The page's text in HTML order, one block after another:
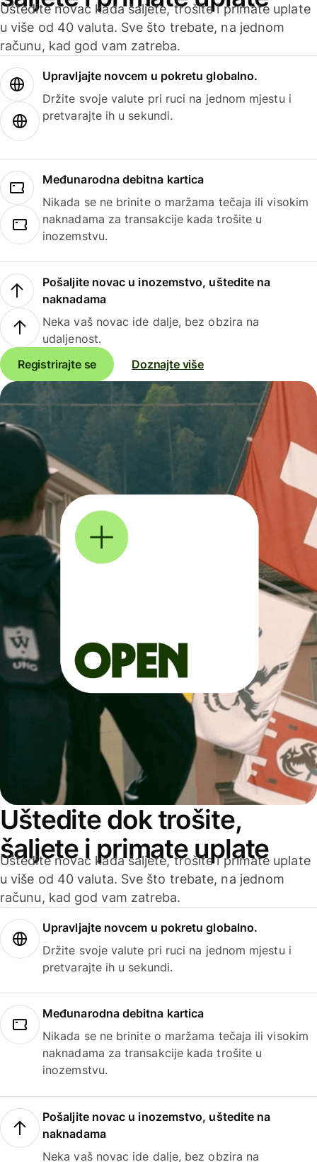
Uštedite novac kada šaljete, trošite i primate uplate
u više od 40 valuta. Sve što trebate, na jednom
računu, kad god vam zatreba.
Upravljajte novcem u pokretu globalno.
Držite svoje valute pri ruci na jednom mjestu i
pretvarajte ih u sekundi.
Međunarodna debitna kartica
Nikada se ne brinite o maržama tečaja ili visokim
naknadama za transakcije kada trošite u
inozemstvu.
Pošaljite novac u inozemstvo, uštedite na
naknadama
Neka vaš novac ide dalje, bez obzira na
udaljenost.
Registrirajte se
Doznajte više
Uštedite dok trošite,
šaljete i primate uplate
Uštedite novac kada šaljete, trošite i primate uplate
u više od 40 valuta. Sve što trebate, na jednom
računu, kad god vam zatreba.
Upravljajte novcem u pokretu globalno.
Držite svoje valute pri ruci na jednom mjestu i
pretvarajte ih u sekundi.
Međunarodna debitna kartica
Nikada se ne brinite o maržama tečaja ili visokim
naknadama za transakcije kada trošite u
inozemstvu.
Pošaljite novac u inozemstvo, uštedite na
naknadama
Neka vaš novac ide dalje, bez obzira na